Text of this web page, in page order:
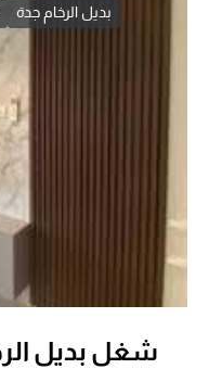
بديل الرخام جدة